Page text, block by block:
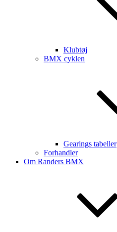
Klubtøj
BMX cyklen
Gearings tabeller
Forhandler
Om Randers BMX